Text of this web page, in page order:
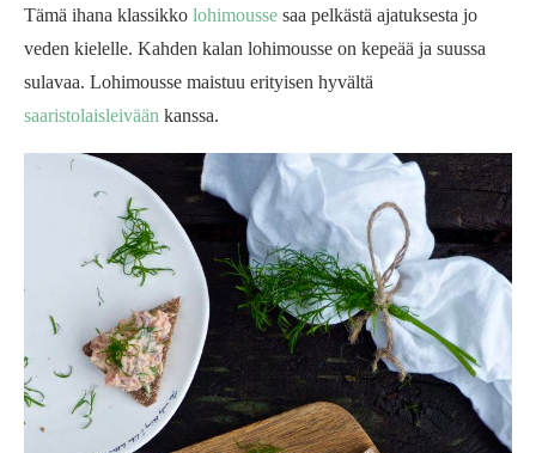
Tämä ihana klassikko lohimousse saa pelkästä ajatuksesta jo
veden kielelle. Kahden kalan lohimousse on kepeää ja suussa
sulavaa. Lohimousse maistuu erityisen hyvältä
saaristolaisleivään kanssa.